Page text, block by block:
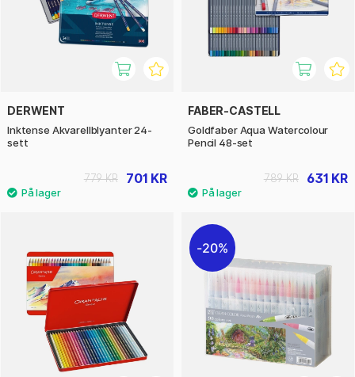
DERWENT
Inktense Akvarellblyanter 24-
sett
701 KR
779 KR
FABER-CASTELL
Goldfaber Aqua Watercolour
Pencil 48-set
631 KR
789 KR
20%